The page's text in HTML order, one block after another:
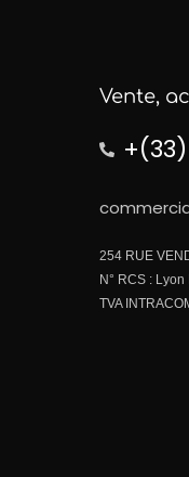
Vente,
254 RUE
N° RCS :
TVA